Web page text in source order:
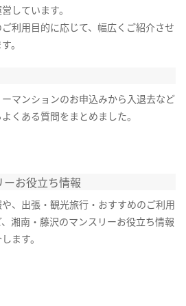
しています。
利用目的に応じて、幅広くご紹介させ
。
マンションのお申込みから入退去など
くある質問をまとめました。
お役立ち情報
、出張・観光旅行・おすすめのご利用
湘南・藤沢のマンスリーお役立ち情報
ます。